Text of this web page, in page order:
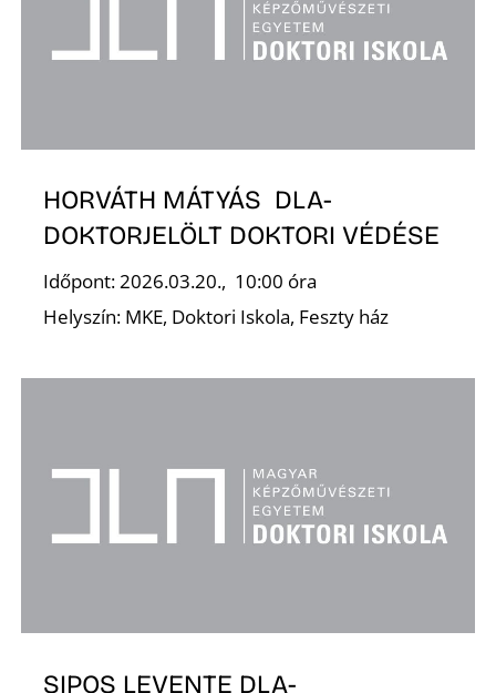
HORVÁTH MÁTYÁS DLA-
DOKTORJELÖLT DOKTORI VÉDÉSE
Időpont: 2026.03.20., 10:00 óra
Helyszín: MKE, Doktori Iskola, Feszty ház
SIPOS LEVENTE DLA-